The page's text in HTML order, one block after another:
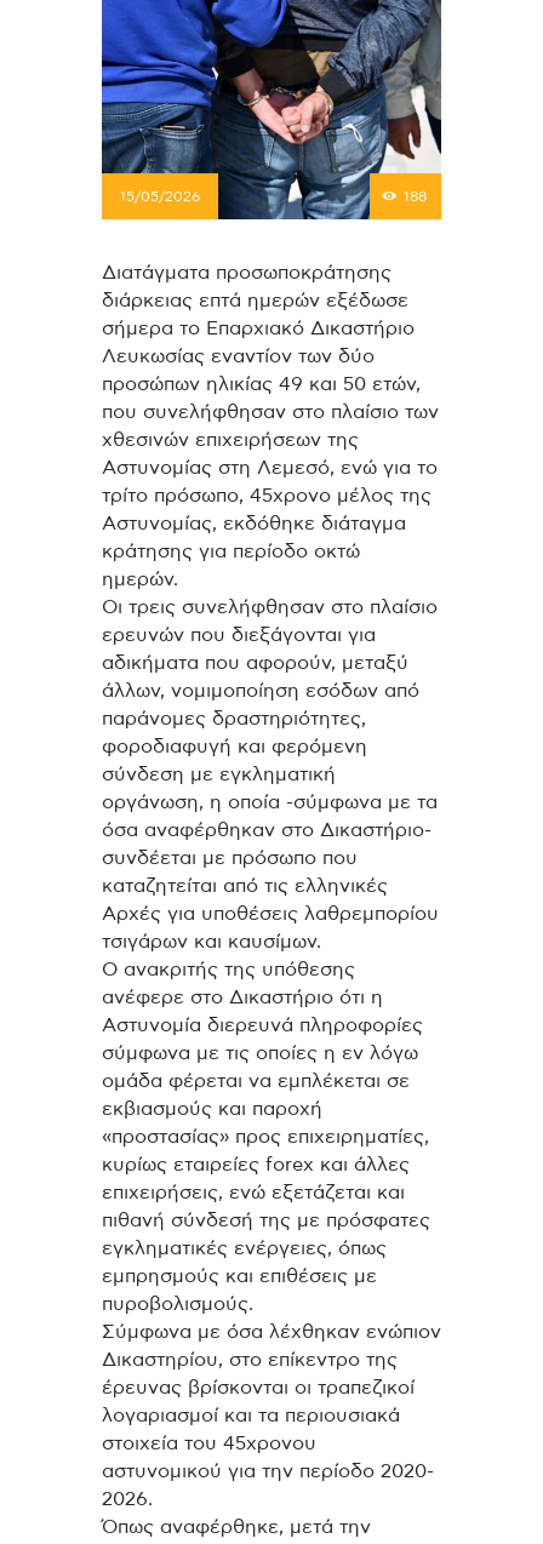
15/05/2026 188
Διατάγματα προσωποκράτησης
διάρκειας επτά ημερών εξέδωσε
σήμερα το Επαρχιακό Δικαστήριο
Λευκωσίας εναντίον των δύο
προσώπων ηλικίας 49 και 50 ετών,
που συνελήφθησαν στο πλαίσιο των
χθεσινών επιχειρήσεων της
Αστυνομίας στη Λεμεσό, ενώ για το
τρίτο πρόσωπο, 45χρονο μέλος της
Αστυνομίας, εκδόθηκε διάταγμα
κράτησης για περίοδο οκτώ
ημερών.
Οι τρεις συνελήφθησαν στο πλαίσιο
ερευνών που διεξάγονται για
αδικήματα που αφορούν, μεταξύ
άλλων, νομιμοποίηση εσόδων από
παράνομες δραστηριότητες,
φοροδιαφυγή και φερόμενη
σύνδεση με εγκληματική
οργάνωση, η οποία -σύμφωνα με τα
όσα αναφέρθηκαν στο Δικαστήριο-
συνδέεται με πρόσωπο που
καταζητείται από τις ελληνικές
Αρχές για υποθέσεις λαθρεμπορίου
τσιγάρων και καυσίμων.
Ο ανακριτής της υπόθεσης
ανέφερε στο Δικαστήριο ότι η
Αστυνομία διερευνά πληροφορίες
σύμφωνα με τις οποίες η εν λόγω
ομάδα φέρεται να εμπλέκεται σε
εκβιασμούς και παροχή
«προστασίας» προς επιχειρηματίες,
κυρίως εταιρείες forex και άλλες
επιχειρήσεις, ενώ εξετάζεται και
πιθανή σύνδεσή της με πρόσφατες
εγκληματικές ενέργειες, όπως
εμπρησμούς και επιθέσεις με
πυροβολισμούς.
Σύμφωνα με όσα λέχθηκαν ενώπιον
Δικαστηρίου, στο επίκεντρο της
έρευνας βρίσκονται οι τραπεζικοί
λογαριασμοί και τα περιουσιακά
στοιχεία του 45χρονου
αστυνομικού για την περίοδο 2020-
2026.
Όπως αναφέρθηκε, μετά την